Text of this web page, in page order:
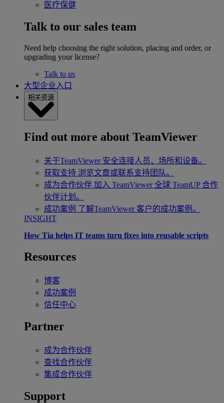
医疗保健
Talk to our sales team
Need help choosing the right solution, placing and order, or
upgrading your license?
Talk to us
大型企业入口
相关资源
Find out more about TeamViewer
关于TeamViewer 安全连接人员、场所和设备。
获取支持 浏览文章或联系支持团队。
成为合作伙伴 加入 TeamViewer 全球 TeamUP 合作
伙伴计划。
成功案例 了解TeamViewer 客户的成功案例。
INSIGHT
How Tia helps IT teams turn fixes into reusable scripts
Resources
博客
成功案例
信任中心
Partner
成为合作伙伴
查找合作伙伴
集成合作伙伴
Support